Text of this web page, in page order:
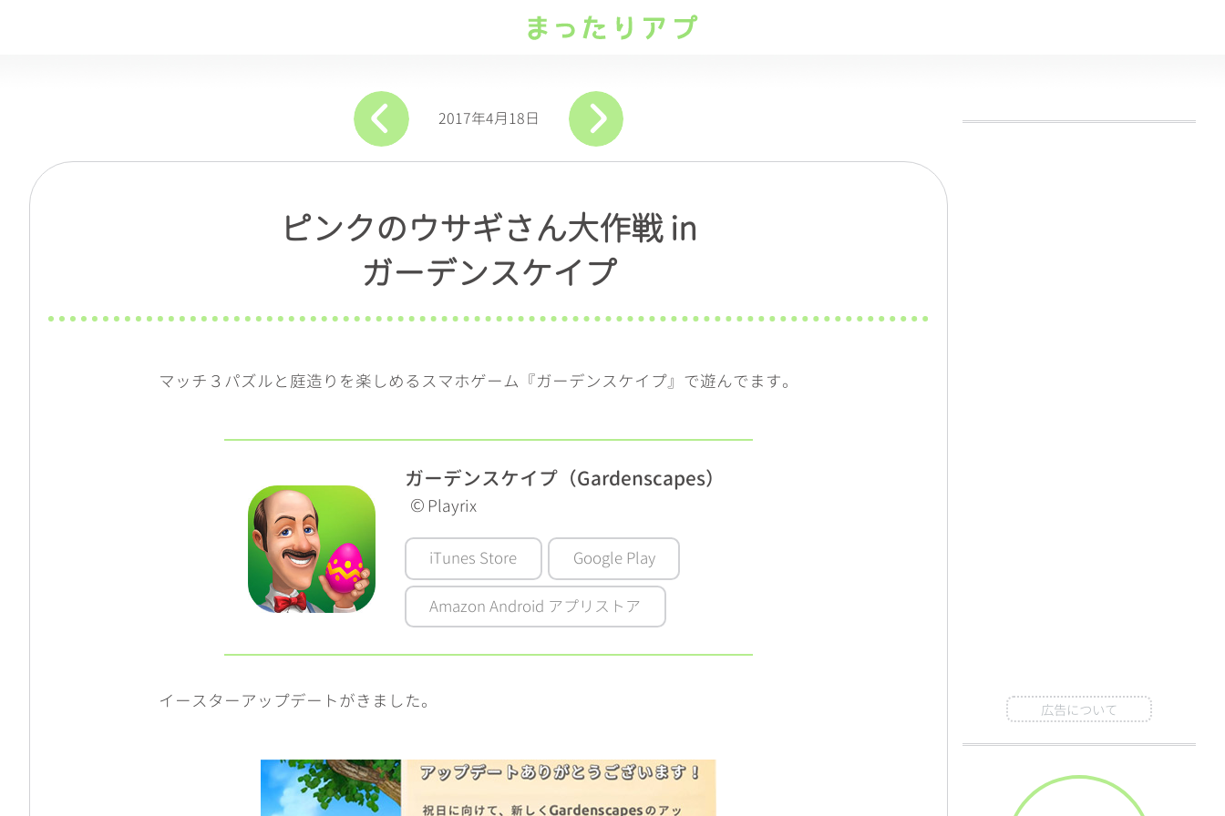
2017年4月18日
ピンクのウサギさん大作戦 in
ガーデンスケイプ
マッチ３パズルと庭造りを楽しめるスマホゲーム『ガーデンスケイプ』で遊んでます。
ガーデンスケイプ（Gardenscapes）
© Playrix
iTunes Store Google Play
Amazon Android アプリストア
イースターアップデートがきました。 広告について